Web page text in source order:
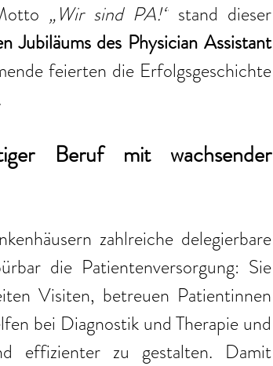
„Wir sind PA!“ stand dieser
Jubiläums des Physician Assistant
feierten die Erfolgsgeschichte
Beruf mit wachsender
zahlreiche delegierbare
die Patientenversorgung: Sie
Visiten, betreuen Patientinnen
bei Diagnostik und Therapie und
effizienter zu gestalten. Damit